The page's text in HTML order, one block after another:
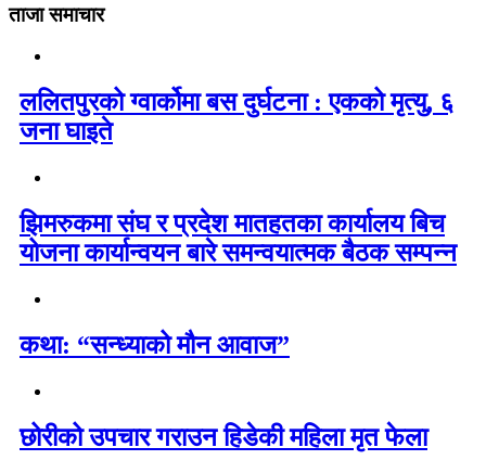
ताजा समाचार
ललितपुरको ग्वार्कोमा बस दुर्घटना : एकको मृत्यु, ६
जना घाइते
झिमरुकमा संघ र प्रदेश मातहतका कार्यालय बिच
योजना कार्यान्वयन बारे समन्वयात्मक बैठक सम्पन्न
कथा: “सन्ध्याको मौन आवाज”
छोरीको उपचार गराउन हिडेकी महिला मृत फेला